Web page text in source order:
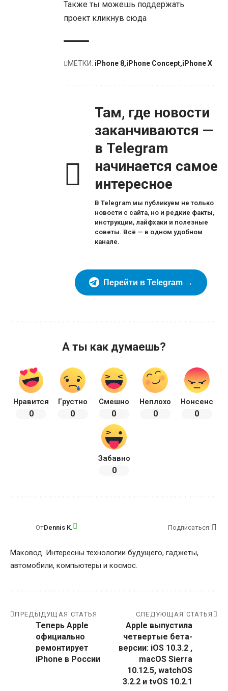
Также ты можешь поддержать
проект кликнув сюда
МЕТКИ: iPhone 8 iPhone Concept iPhone X
Там, где новости
заканчиваются —
в Telegram
начинается самое
интересное
В Telegram мы публикуем не только
новости с сайта, но и редкие факты,
инструкции, лайфхаки и полезные
советы. Всё — в одном удобном
канале.
Перейти в Telegram →
А ты как думаешь?
Нравится
0
Грустно
0
Смешно
0
Неплохо
0
Нонсенс
0
Забавно
0
ОтDennis K. Подписаться:
Маковод. Интересны технологии будущего, гаджеты,
автомобили, компьютеры и космос.
ПРЕДЫДУЩАЯ СТАТЬЯ
Теперь Apple
официально
ремонтирует
iPhone в России
СЛЕДУЮЩАЯ СТАТЬЯ
Apple выпустила
четвертые бета-
версии: iOS 10.3.2 ,
macOS Sierra
10.12.5, watchOS
3.2.2 и tvOS 10.2.1